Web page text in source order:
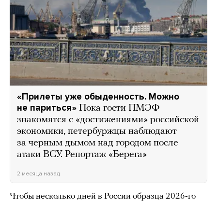
«Прилеты уже обыденность. Можно
не париться» Пока гости ПМЭФ
знакомятся с «достижениями» российской
экономики, петербуржцы наблюдают
за черным дымом над городом после
атаки ВСУ. Репортаж «Берега»
2 месяца назад
Чтобы несколько дней в России образца 2026-го